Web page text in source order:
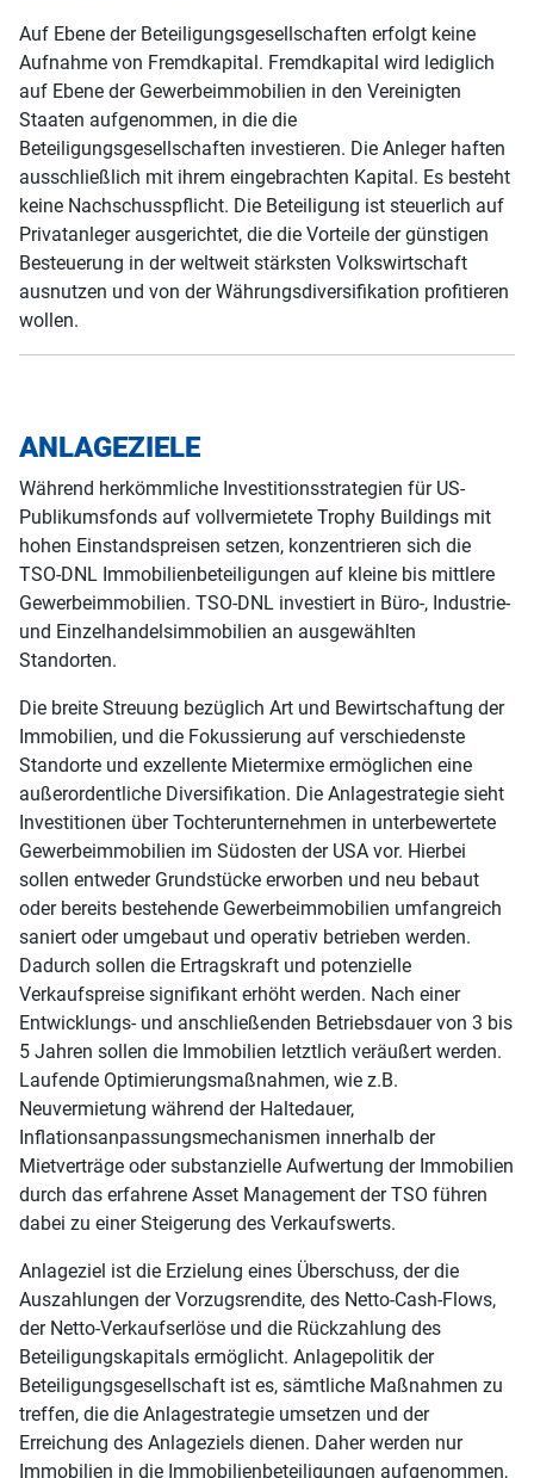
Auf Ebene der Beteiligungsgesellschaften erfolgt keine
Aufnahme von Fremdkapital. Fremdkapital wird lediglich
auf Ebene der Gewerbeimmobilien in den Vereinigten
Staaten aufgenommen, in die die
Beteiligungsgesellschaften investieren. Die Anleger haften
ausschließlich mit ihrem eingebrachten Kapital. Es besteht
keine Nachschusspflicht. Die Beteiligung ist steuerlich auf
Privatanleger ausgerichtet, die die Vorteile der günstigen
Besteuerung in der weltweit stärksten Volkswirtschaft
ausnutzen und von der Währungsdiversifikation profitieren
wollen.
ANLAGEZIELE
Während herkömmliche Investitionsstrategien für US-
Publikumsfonds auf vollvermietete Trophy Buildings mit
hohen Einstandspreisen setzen, konzentrieren sich die
TSO-DNL Immobilienbeteiligungen auf kleine bis mittlere
Gewerbeimmobilien. TSO-DNL investiert in Büro-, Industrie-
und Einzelhandelsimmobilien an ausgewählten
Standorten.
Die breite Streuung bezüglich Art und Bewirtschaftung der
Immobilien, und die Fokussierung auf verschiedenste
Standorte und exzellente Mietermixe ermöglichen eine
außerordentliche Diversifikation. Die Anlagestrategie sieht
Investitionen über Tochterunternehmen in unterbewertete
Gewerbeimmobilien im Südosten der USA vor. Hierbei
sollen entweder Grundstücke erworben und neu bebaut
oder bereits bestehende Gewerbeimmobilien umfangreich
saniert oder umgebaut und operativ betrieben werden.
Dadurch sollen die Ertragskraft und potenzielle
Verkaufspreise signifikant erhöht werden. Nach einer
Entwicklungs- und anschließenden Betriebsdauer von 3 bis
5 Jahren sollen die Immobilien letztlich veräußert werden.
Laufende Optimierungsmaßnahmen, wie z.B.
Neuvermietung während der Haltedauer,
Inflationsanpassungsmechanismen innerhalb der
Mietverträge oder substanzielle Aufwertung der Immobilien
durch das erfahrene Asset Management der TSO führen
dabei zu einer Steigerung des Verkaufswerts.
Anlageziel ist die Erzielung eines Überschuss, der die
Auszahlungen der Vorzugsrendite, des Netto-Cash-Flows,
der Netto-Verkaufserlöse und die Rückzahlung des
Beteiligungskapitals ermöglicht. Anlagepolitik der
Beteiligungsgesellschaft ist es, sämtliche Maßnahmen zu
treffen, die die Anlagestrategie umsetzen und der
Erreichung des Anlageziels dienen. Daher werden nur
Immobilien in die Immobilienbeteiligungen aufgenommen,